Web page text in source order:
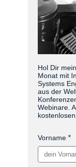
Hol Dir
Monat mit
Systems
aus der
Webinare.
Vorname